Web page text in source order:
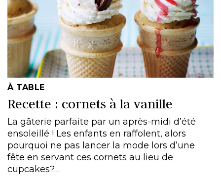
À TABLE
Recette : cornets à la vanille
La gâterie parfaite par un après-midi d’été
ensoleillé ! Les enfants en raffolent, alors
pourquoi ne pas lancer la mode lors d’une
fête en servant ces cornets au lieu de
cupcakes?…